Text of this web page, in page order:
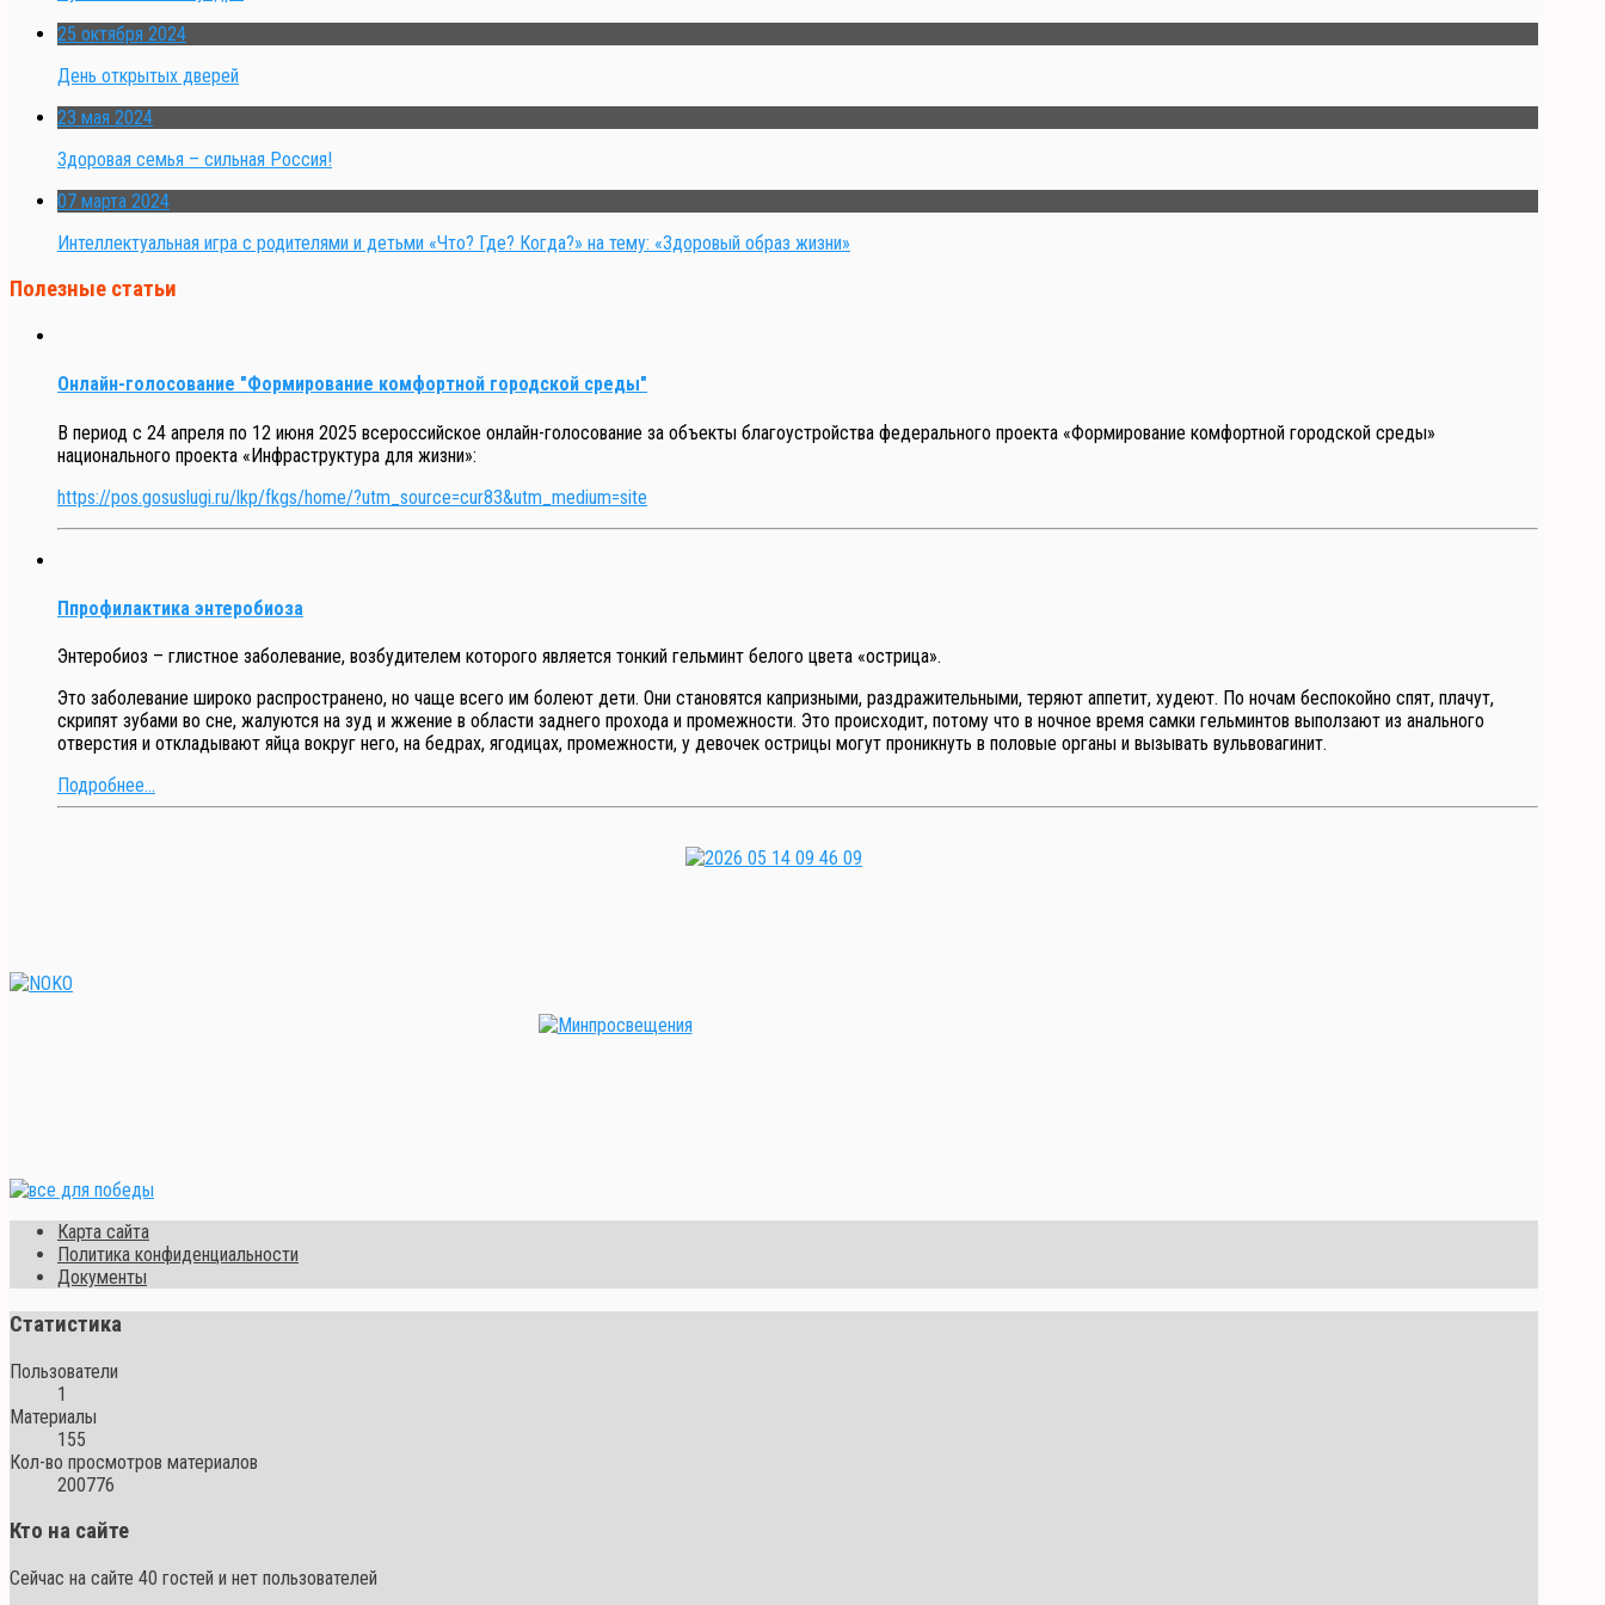
25 октября 2024
День открытых дверей
23 мая 2024
Здоровая семья – сильная Россия!
07 марта 2024
Интеллектуальная игра с родителями и детьми «Что? Где? Когда?» на тему: «Здоровый образ жизни»
Полезные статьи
Онлайн-голосование "Формирование комфортной городской среды"
В период с 24 апреля по 12 июня 2025 всероссийское онлайн-голосование за объекты благоустройства федерального проекта «Формирование комфортной городской среды»
национального проекта «Инфраструктура для жизни»:
https://pos.gosuslugi.ru/lkp/fkgs/home/?utm_source=cur83&utm_medium=site
Ппрофилактика энтеробиоза
Энтеробиоз – глистное заболевание, возбудителем которого является тонкий гельминт белого цвета «острица».
Это заболевание широко распространено, но чаще всего им болеют дети. Они становятся капризными, раздражительными, теряют аппетит, худеют. По ночам беспокойно спят, плачут,
скрипят зубами во сне, жалуются на зуд и жжение в области заднего прохода и промежности. Это происходит, потому что в ночное время самки гельминтов выползают из анального
отверстия и откладывают яйца вокруг него, на бедрах, ягодицах, промежности, у девочек острицы могут проникнуть в половые органы и вызывать вульвовагинит.
Подробнее...
Карта сайта
Политика конфиденциальности
Документы
Статистика
Пользователи
1
Материалы
155
Кол-во просмотров материалов
200776
Кто на сайте
Сейчас на сайте 40 гостей и нет пользователей